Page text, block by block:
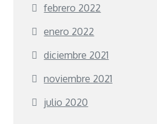
febrero 2022
enero 2022
diciembre 2021
noviembre 2021
julio 2020